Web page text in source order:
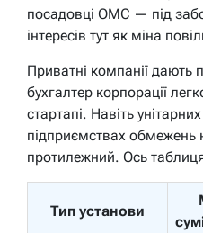
посадовці ОМС — під
інтересів тут як міна
Приватні компанії дають
бухгалтер корпорації
стартапі. Навіть
підприємствах обмежень
протилежний. Ось
Тип установи